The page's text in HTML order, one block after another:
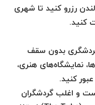
رزرو کنید تا شهری
کنید.
گردشگری بدون سقف
نمایشگاه‌های هنری،
کنید.
و اغلب گردشگران